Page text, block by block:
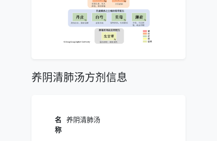
养阴清肺汤方剂信息
名
称
养阴清肺汤